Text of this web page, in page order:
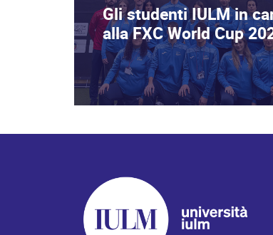
Gli studenti IULM in
alla FXC World Cup